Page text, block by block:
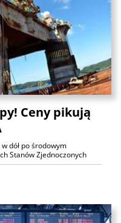
Ceny pikują
dół po środowym
Stanów Zjednoczonych